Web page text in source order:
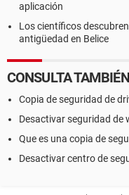
aplicación
Los científicos
antigüedad en Belice
CONSULTA TAMBIÉN
Copia de seguridad de
Desactivar seguridad de
Que es una copia de
Desactivar centro de